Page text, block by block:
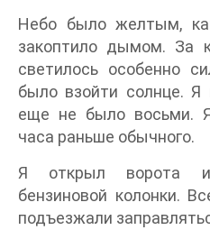
Небо было желтым,
закоптило дымом. За
светилось особенно
было взойти солнце.
еще не было восьми.
часа раньше обычного.
Я открыл ворота и
бензиновой колонки.
подъезжали